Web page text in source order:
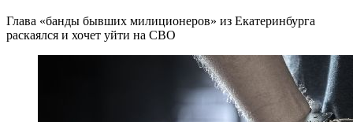
Глава «банды бывших милиционеров» из Екатеринбурга
раскаялся и хочет уйти на СВО